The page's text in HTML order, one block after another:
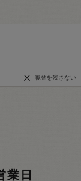
履歴を残さない
業日